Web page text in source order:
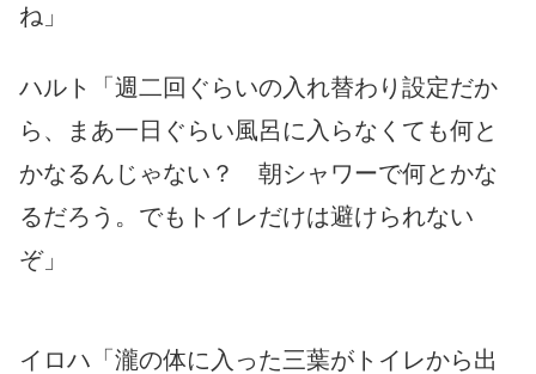
ね」
ハルト「週二回ぐらいの入れ替わり設定だか
ら、まあ一日ぐらい風呂に入らなくても何と
かなるんじゃない？ 朝シャワーで何とかな
るだろう。でもトイレだけは避けられない
ぞ」
イロハ「瀧の体に入った三葉がトイレから出